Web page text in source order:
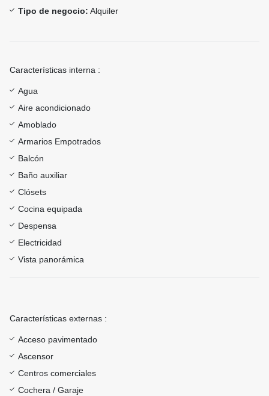
Tipo de negocio: Alquiler
Características interna :
Agua
Aire acondicionado
Amoblado
Armarios Empotrados
Balcón
Baño auxiliar
Clósets
Cocina equipada
Despensa
Electricidad
Vista panorámica
Características externas :
Acceso pavimentado
Ascensor
Centros comerciales
Cochera / Garaje